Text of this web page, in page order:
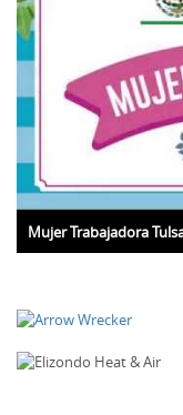
Mujer Trabajadora